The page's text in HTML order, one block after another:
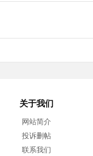
关于我们
网站简介
投诉删帖
联系我们